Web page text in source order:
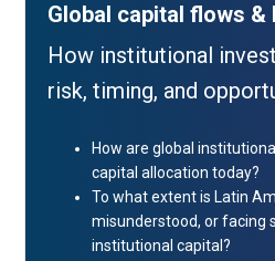
Global capital flows &
How institutional
risk, timing, and
How are global
capital allocation today?
To what extent is Latin
misunderstood, or facing
institutional capital?